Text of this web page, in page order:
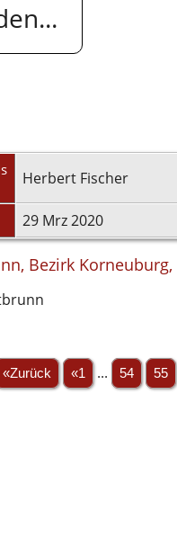
Herbert Fischer
29 Mrz 2020
Bezirk
«Zurück «1 ... 54 55